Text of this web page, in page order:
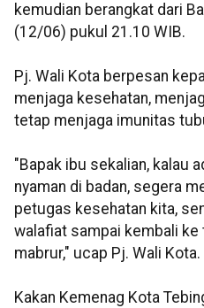
kemudian berangkat dari
(12/06) pukul 21.10 WIB.
Pj. Wali Kota berpesan
menjaga kesehatan,
tetap menjaga imunitas
"Bapak ibu sekalian, kalau
nyaman di badan, segera
petugas kesehatan kita,
walafiat sampai kembali ke
mabrur," ucap Pj. Wali Kota.
Kakan Kemenag Kota